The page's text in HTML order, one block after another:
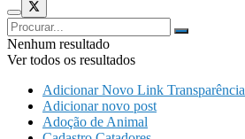
Nenhum resultado
Ver todos os resultados
Adicionar Novo Link Transparência
Adicionar novo post
Adoção de Animal